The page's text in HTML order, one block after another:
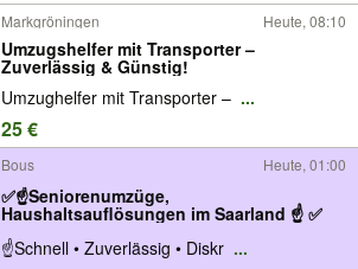
Markgröningen Heute, 08:10
Umzugshelfer mit Transporter –
Zuverlässig & Günstig!
Umzughelfer mit Transporter – ...
25 €
Bous Heute, 01:00
✅☝Seniorenumzüge,
Haushaltsauflösungen im Saarland ☝ ✅
☝Schnell • Zuverlässig • Diskr ...